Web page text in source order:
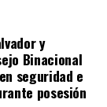
una
dejando un
y
Binacional
seguridad e
posesión